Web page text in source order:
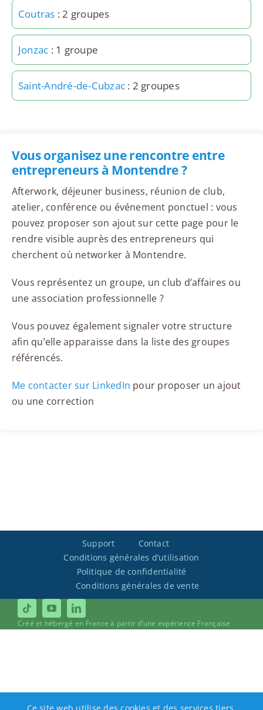
Coutras : 2 groupes
Jonzac : 1 groupe
Saint-André-de-Cubzac : 2 groupes
Vous organisez une rencontre entre
entrepreneurs à Montendre ?
Afterwork, déjeuner business, réunion de club,
atelier, conférence ou événement ponctuel : vous
pouvez proposer son ajout sur cette page pour le
rendre visible auprès des entrepreneurs qui
cherchent où networker à Montendre.
Vous représentez un groupe, un club d’affaires ou
une association professionnelle ?
Vous pouvez également signaler votre structure
afin qu’elle apparaisse dans la liste des groupes
référencés.
Me contacter sur LinkedIn pour proposer un ajout
ou une correction
Support
Contact
Conditions générales d’utilisation
Politique de confidentialité
Conditions générales de vente
Créé et hébergé en France à partir d’une expérience Française